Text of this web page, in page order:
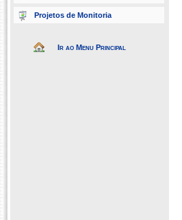
Projetos de Monitoria
Ir ao Menu Principal